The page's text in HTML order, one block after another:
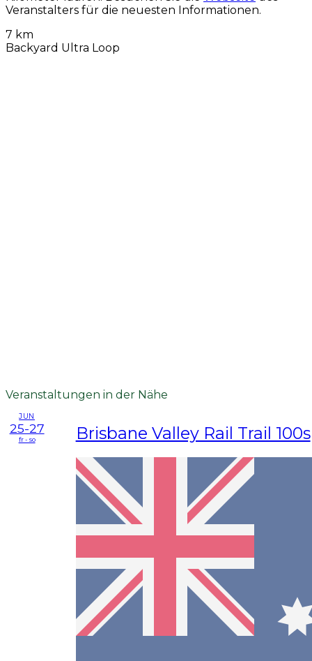
Veranstalters für die neuesten Informationen.
7 km
Backyard Ultra Loop
Veranstaltungen in der Nähe
JUN
25-27
fr - so Brisbane Valley Rail Trail 100s